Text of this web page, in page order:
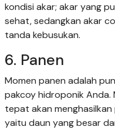
kondisi akar; akar yang
sehat, sedangkan akar
tanda kebusukan.
6. Panen
Momen panen adalah
pakcoy hidroponik Anda.
tepat akan
yaitu daun yang besar